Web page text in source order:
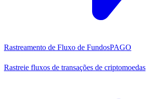
Rastreamento de Fluxo de FundosPAGO
Rastreie fluxos de transações de criptomoedas